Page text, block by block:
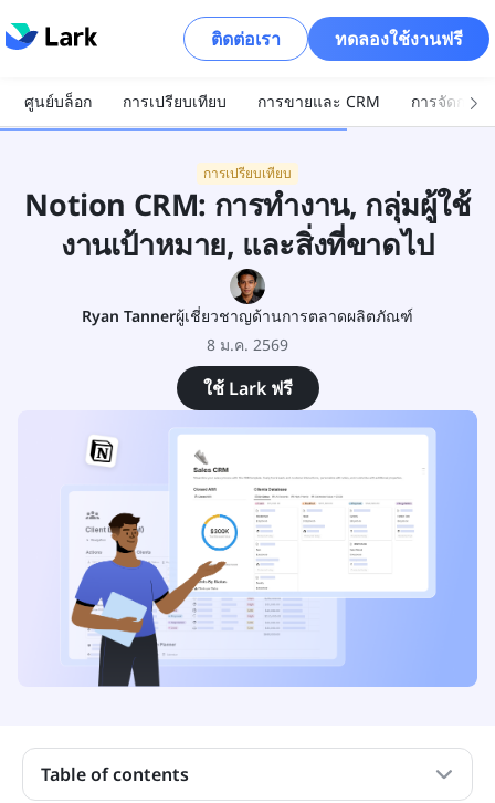
ติดต่อเรา ทดลองใช้งานฟรี
ศูนย์บล็อก การเปรียบเทียบ การขายและ CRM การจัดการ
การเปรียบเทียบ
Notion CRM: การทำงาน, กลุ่มผู้ใช้
งานเป้าหมาย, และสิ่งที่ขาดไป
Ryan Tannerผู้เชี่ยวชาญด้านการตลาดผลิตภัณฑ์
8 ม.ค. 2569
ใช้ Lark ฟรี
Table of contents
Notion CRM คืออะไร?
การใช้ Notion เป็น CRM ทำงานอย่างไร